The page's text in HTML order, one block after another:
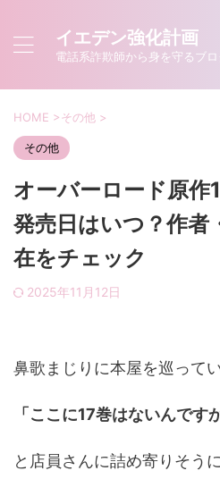
イエデン強化計画
電話系詐欺師から身を守るブ
HOME >その他 >
その他
オーバーロード原作
発売日はいつ？作者
在をチェック
2025年11月12日
鼻歌まじりに本屋を巡って
「ここに17巻はないんです
と店員さんに詰め寄りそう